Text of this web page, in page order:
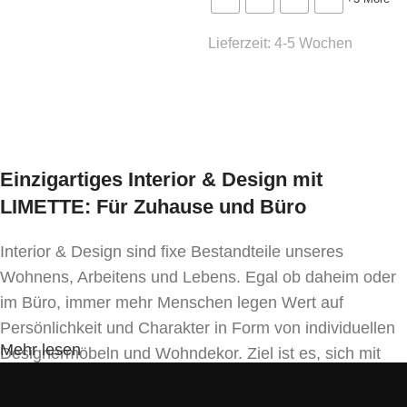
– die Oberfläche nimmt
Schmutz nicht auf und lässt sich einfach mit einem
UV-Beständigkeit– verblasst im Laufe der Zeit
nicht und behält die Farbintensität.
Dan – eine Kombination aus minimalistischem
Design, Zuverlässigkeit und Praktikabilität, die ein
unverzichtbares Element Ihres Interieurs sein wird!
Lieferzeit: 4-5 Wochen
Einzigartiges Interior & Design mit
LIMETTE: Für Zuhause und Büro
Interior & Design sind fixe Bestandteile unseres
Wohnens, Arbeitens und Lebens. Egal ob daheim oder
im Büro, immer mehr Menschen legen Wert auf
Persönlichkeit und Charakter in Form von individuellen
Designermöbeln und Wohndekor. Ziel ist es, sich mit
Mehr lesen